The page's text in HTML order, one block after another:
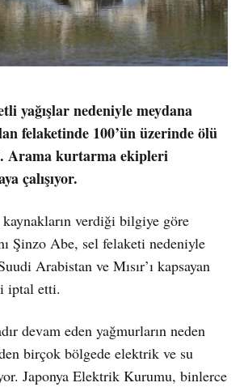
yağışlar nedeniyle meydana
felaketinde 100’ün üzerinde ölü
Arama kurtarma ekipleri
çalışıyor.
verdiği bilgiye göre
Şinzo Abe, sel felaketi nedeniyle
Arabistan ve Mısır’ı kapsayan
iptal etti.
devam eden yağmurların neden
birçok bölgede elektrik ve su
Japonya Elektrik Kurumu, binlerce